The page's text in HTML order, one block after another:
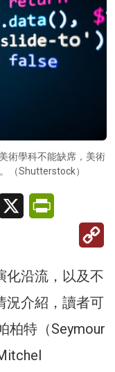
術學科不能缺席，美術
（Shutterstock）
X
化沿流，以及不
況介紹，讀者可
柏特（Seymour